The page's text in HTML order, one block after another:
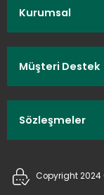
Kurumsal
Müşteri Destek
Sözleşmeler
Copyright 2024